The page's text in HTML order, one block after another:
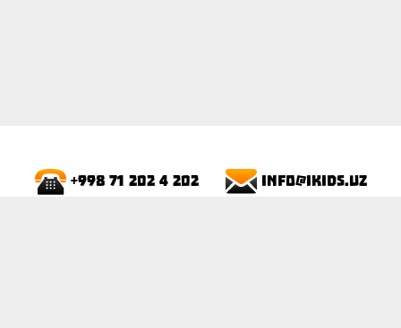
+998 71 202 4 202 info@ikids.uz